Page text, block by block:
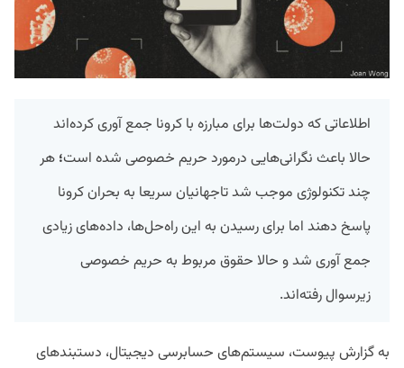
اطلاعاتی که دولت‌ها برای مبارزه با کرونا جمع آوری کرده‌اند
حالا باعث نگرانی‌‌هایی درمورد حریم خصوصی شده است؛ هر
چند تکنولوژی موجب شد تاجهانیان سریعا به بحران کرونا
پاسخ دهند اما برای رسیدن به این راه‌حل‌ها، داده‌های زیادی
جمع آوری شد و حالا حقوق مربوط به حریم خصوصی
زیرسوال رفته‌اند.
به گزارش پیوست، سیستم‌های حسابرسی دیجیتال، دستبندهای